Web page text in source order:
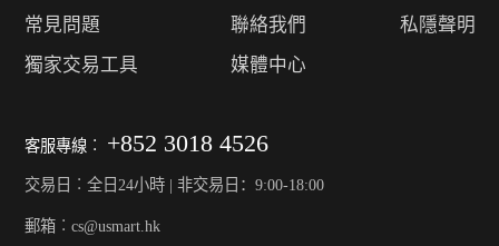
常見問題
獨家交易工具
聯絡我們
媒體中心
私隱聲明
客服專線︰ +852 3018 4526
交易日︰全日24小時 | 非交易日：9:00-18:00
郵箱︰cs@usmart.hk